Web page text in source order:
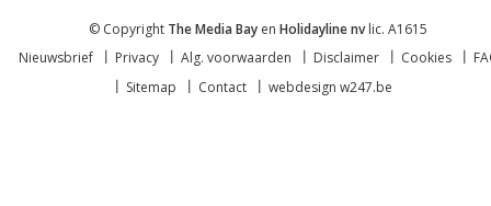
© Copyright The Media Bay en Holidayline nvlic. A1615
Nieuwsbrief
Privacy Alg. voorwaarden Disclaimer Cookies
Sitemap
Contact webdesign w247.be